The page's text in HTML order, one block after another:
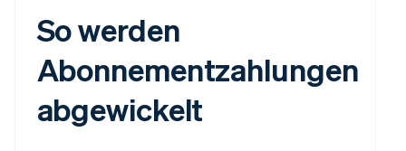
So werden
Abonnementzahlungen
abgewickelt